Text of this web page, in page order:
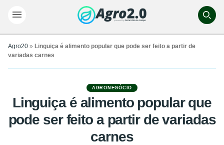
Agro20 » Linguiça é alimento popular que pode ser feito a partir de
variadas carnes
AGRONEGÓCIO
Linguiça é alimento popular que
pode ser feito a partir de variadas
carnes